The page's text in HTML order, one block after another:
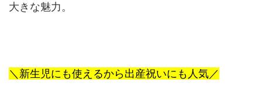
大きな魅力。
＼新生児にも使えるから出産祝いにも人気／